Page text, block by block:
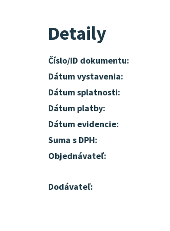
Detaily
Číslo/ID dokumentu:
Dátum vystavenia:
Dátum splatnosti:
Dátum platby:
Dátum evidencie:
Suma s DPH:
Objednávateľ:
Dodávateľ: